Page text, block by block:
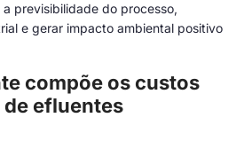
previsibilidade do processo,
e gerar impacto ambiental positivo
compõe os custos
efluentes